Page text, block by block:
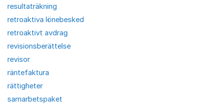
resultaträkning
retroaktiva lönebesked
retroaktivt avdrag
revisionsberättelse
revisor
räntefaktura
rättigheter
samarbetspaket